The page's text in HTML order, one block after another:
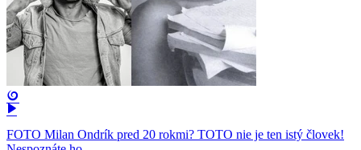
FOTO Milan Ondrík pred 20 rokmi? TOTO nie je ten istý človek!